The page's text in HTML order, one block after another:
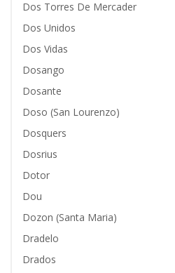
Dos Torres De Mercader
Dos Unidos
Dos Vidas
Dosango
Dosante
Doso (San Lourenzo)
Dosquers
Dosrius
Dotor
Dou
Dozon (Santa Maria)
Dradelo
Drados